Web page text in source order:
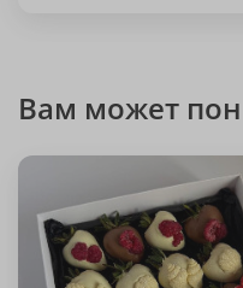
Вам может